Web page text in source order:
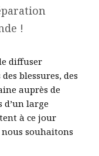
!
diffuser
blessures, des
auprès de
large
à ce jour
souhaitons